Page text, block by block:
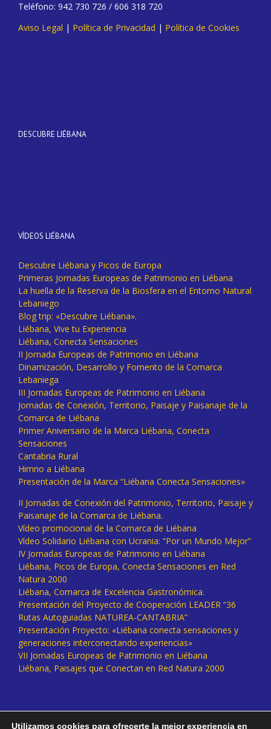
Teléfono: 942 730 726 / 606 318 720
Aviso Legal | Política de Privacidad | Política de Cookies
DESCUBRE LIÉBANA
VÍDEOS LIÉBANA
Descubre Liébana y Picos de Europa
Primeras Jornadas Europeas de Patrimonio en Liébana
La huella de la Reserva de la Biosfera en el Entorno Natural
Lebaniego
Blog trip: «Descubre Liébana».
Liébana, Vive tu Experiencia
Liébana, Conecta Sensaciones
II Jornada Europeas de Patrimonio en Liébana
Dinamización, Desarrollo y Fomento de la Comarca
Lebaniega
III Jornadas Europeas de Patrimonio en Liébana
Jornadas de Conexión, Territorio, Paisaje y Paisanaje de la
Comarca de Liébana
Primer Aniversario de la Marca Liébana, Conecta
Sensaciones
Cantabria Rural
Himno a Liébana
Presentación de la Marca “Liébana Conecta Sensaciones»
II Jornadas de Conexión del Patrimonio, Territorio, Paisaje y
Paisanaje de la Comarca de Liébana.
Vídeo promocional de la Comarca de Liébana
Vídeo Solidario Liébana con Ucrania: “Por un Mundo Mejor”
IV Jornadas Europeas de Patrimonio en Liébana
Liébana, Picos de Europa, Conecta Sensaciones en Red
Natura 2000
Liébana, Comarca de Excelencia Gastronómica.
Presentación del Proyecto de Cooperación LEADER “36
Rutas Autoguiadas NATUREA-CANTABRIA”
Presentación Proyecto: «Liébana conecta sensaciones y
generaciones interconectando experiencias»
VII Jornadas Europeas de Patrimonio en Liébana
Liébana, Paisajes que Conectan en Red Natura 2000
Utilizamos cookies para ofrecerte la mejor experiencia en